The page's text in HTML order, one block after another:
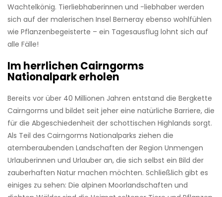
Wachtelkönig. Tierliebhaberinnen und -liebhaber werden
sich auf der malerischen Insel Berneray ebenso wohlfühlen
wie Pflanzenbegeisterte – ein Tagesausflug lohnt sich auf
alle Fälle!
Im herrlichen Cairngorms
Nationalpark erholen
Bereits vor über 40 Millionen Jahren entstand die Bergkette
Cairngorms und bildet seit jeher eine natürliche Barriere, die
für die Abgeschiedenheit der schottischen Highlands sorgt.
Als Teil des Cairngorms Nationalparks ziehen die
atemberaubenden Landschaften der Region Unmengen
Urlauberinnen und Urlauber an, die sich selbst ein Bild der
zauberhaften Natur machen möchten. Schließlich gibt es
einiges zu sehen: Die alpinen Moorlandschaften und